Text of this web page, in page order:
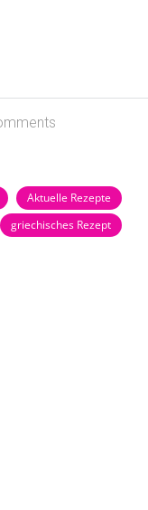
Aktuelle Rezepte
griechisches Rezept